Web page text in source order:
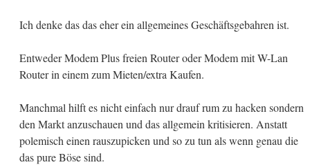
Ich denke das das eher ein allgemeines Geschäftsgebahren ist.
Entweder Modem Plus freien Router oder Modem mit W-Lan
Router in einem zum Mieten/extra Kaufen.
Manchmal hilft es nicht einfach nur drauf rum zu hacken sondern
den Markt anzuschauen und das allgemein kritisieren. Anstatt
polemisch einen rauszupicken und so zu tun als wenn genau die
das pure Böse sind.